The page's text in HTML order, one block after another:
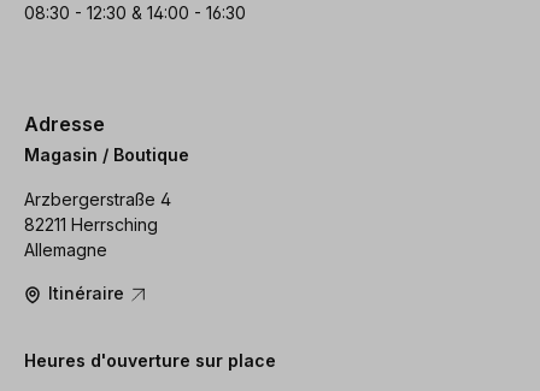
08:30 - 12:30 & 14:00 - 16:30
Adresse
Magasin / Boutique
Arzbergerstraße 4
82211 Herrsching
Allemagne
Itinéraire
Heures d'ouverture sur place